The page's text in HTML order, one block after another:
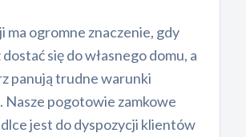
ma ogromne znaczenie, gdy
się do własnego domu, a
panują trudne warunki
Nasze pogotowie zamkowe
jest do dyspozycji klientów